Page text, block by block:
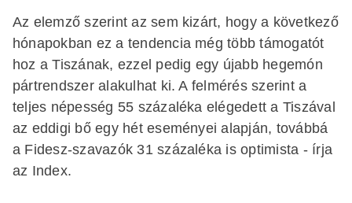
Az elemző szerint az sem kizárt, hogy a következő
hónapokban ez a tendencia még több támogatót
hoz a Tiszának, ezzel pedig egy újabb hegemón
pártrendszer alakulhat ki. A felmérés szerint a
teljes népesség 55 százaléka elégedett a Tiszával
az eddigi bő egy hét eseményei alapján, továbbá
a Fidesz-szavazók 31 százaléka is optimista - írja
az Index.